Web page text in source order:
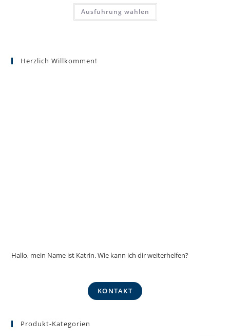
Ausführung wählen
Dieses
weist
Herzlich Willkommen!
Hallo, mein Name ist Katrin. Wie kann ich dir weiterhelfen?
KONTAKT
Produkt-Kategorien